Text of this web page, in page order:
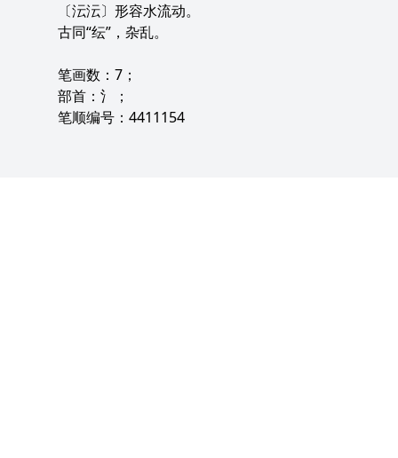
〔沄沄〕形容水流动。
古同“纭”，杂乱。
笔画数：7；
部首：氵；
笔顺编号：4411154